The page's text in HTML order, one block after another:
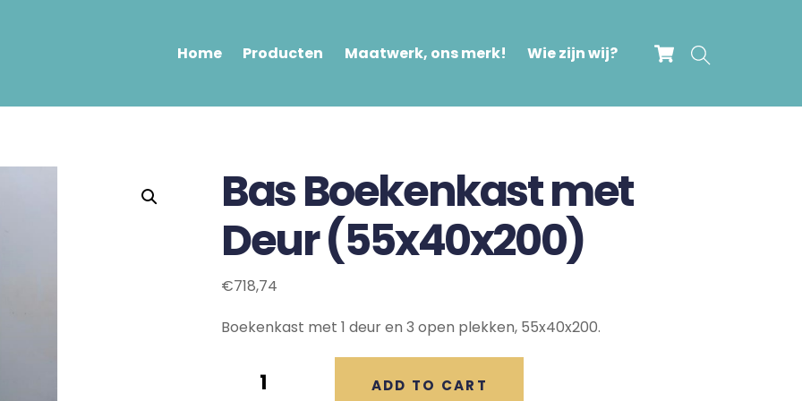
Cart
Home Producten Maatwerk, ons merk! Wie zijn wij?
Bas Boekenkast met
Deur (55x40x200)
€718,74
Boekenkast met 1 deur en 3 open plekken, 55x40x200.
Boekenkast
ADD TO CART